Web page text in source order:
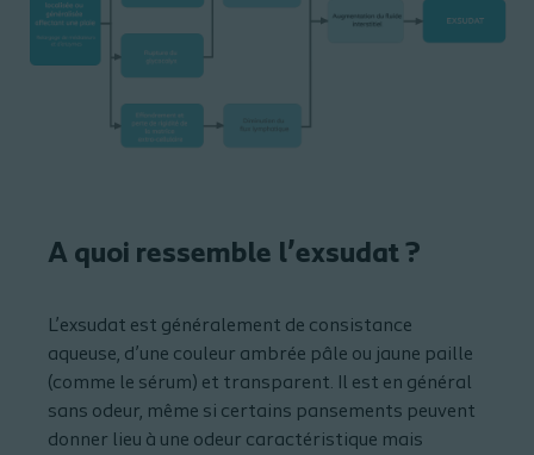
A quoi ressemble l’exsudat ?
L’exsudat est généralement de consistance
aqueuse, d’une couleur ambrée pâle ou jaune paille
(comme le sérum) et transparent. Il est en général
sans odeur, même si certains pansements peuvent
donner lieu à une odeur caractéristique mais